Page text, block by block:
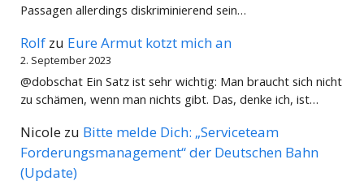
Passagen allerdings diskriminierend sein…
Rolf zu Eure Armut kotzt mich an
2. September 2023
@dobschat Ein Satz ist sehr wichtig: Man braucht sich nicht
zu schämen, wenn man nichts gibt. Das, denke ich, ist…
Nicole zu Bitte melde Dich: „Serviceteam
Forderungsmanagement“ der Deutschen Bahn
(Update)